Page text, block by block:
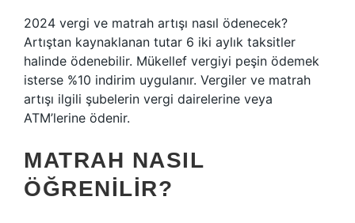
2024 vergi ve matrah artışı nasıl ödenecek?
Artıştan kaynaklanan tutar 6 iki aylık taksitler
halinde ödenebilir. Mükellef vergiyi peşin ödemek
isterse %10 indirim uygulanır. Vergiler ve matrah
artışı ilgili şubelerin vergi dairelerine veya
ATM’lerine ödenir.
MATRAH NASIL
ÖĞRENILIR?